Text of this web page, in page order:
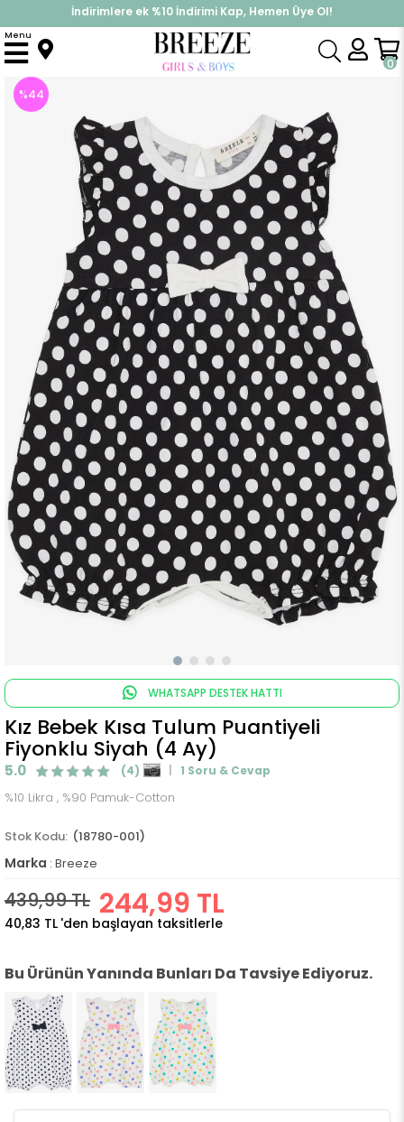
%30 Sepette Yaz İndirimi, Hemen Al!
İndirimlere ek %10 İndirimi Kap, Hemen Üye Ol!
0
Menu
Anasayfa Tulum Kız Bebek Kısa Tulum Puantiyeli Fiyonklu Siyah (4 Ay)
%44
WHATSAPP DESTEK HATTI
Kız Bebek Kısa Tulum Puantiyeli
Fiyonklu Siyah (4 Ay)
5.0 (4) 1 Soru & Cevap
%10 Likra , %90 Pamuk-Cotton
(18780-001)
Marka : Breeze
439,99 TL 244,99 TL
40,83 TL 'den başlayan taksitlerle
Bu Ürünün Yanında Bunları Da Tavsiye Ediyoruz.